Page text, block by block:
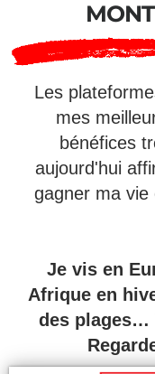
Les
mes
bénéfices
aujourd'hui
gagner ma vie
Je vis en
Afrique en
des plages…